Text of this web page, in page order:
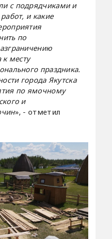
с подрядчиками и
и какие
по
к месту
праздника.
города Якутска
по ямочному
и
», - отметил